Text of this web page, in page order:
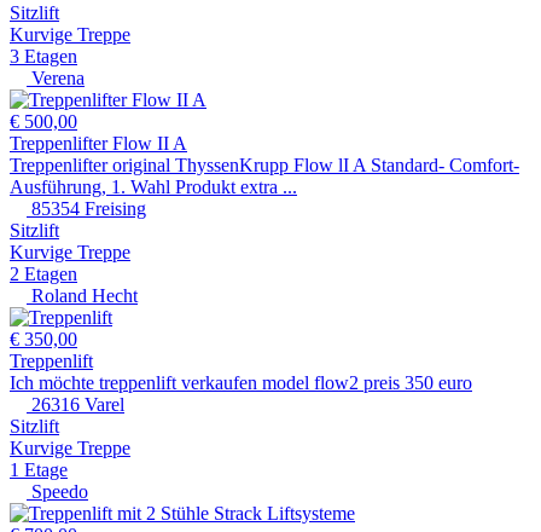
Sitzlift
Kurvige Treppe
3 Etagen
Verena
€ 500,00
Treppenlifter Flow II A
Treppenlifter original ThyssenKrupp Flow lI A Standard- Comfort-
Ausführung, 1. Wahl Produkt extra ...
85354 Freising
Sitzlift
Kurvige Treppe
2 Etagen
Roland Hecht
€ 350,00
Treppenlift
Ich möchte treppenlift verkaufen model flow2 preis 350 euro
26316 Varel
Sitzlift
Kurvige Treppe
1 Etage
Speedo